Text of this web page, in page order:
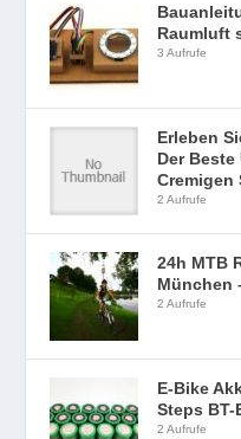
Raumluft
3 Aufrufe
Erleben
Der
Cremigen
2 Aufrufe
24h MTB
München
2 Aufrufe
E-Bike
Steps BT-
2 Aufrufe